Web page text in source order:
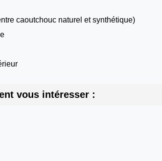
caoutchouc naturel et synthétique)
vous intéresser :